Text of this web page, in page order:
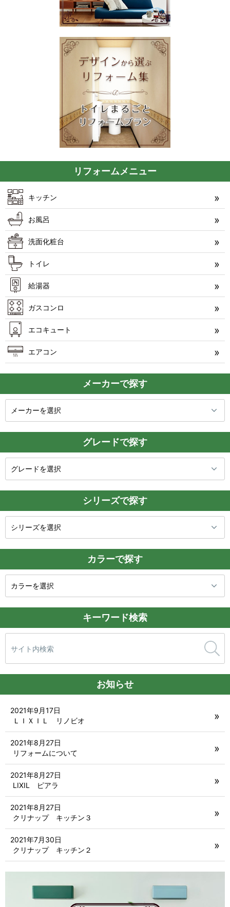
リフォームメニュー
キッチン
お風呂
洗面化粧台
トイレ
給湯器
ガスコンロ
エコキュート
エアコン
メーカーで探す
グレードで探す
シリーズで探す
カラーで探す
キーワード検索
索:
お知らせ
ＬＩＸＩＬ リノビオ
2021年9月17日
リフォームについて
2021年8月27日
LIXIL ピアラ
2021年8月27日
クリナップ キッチン３
2021年8月27日
クリナップ キッチン２
2021年7月30日